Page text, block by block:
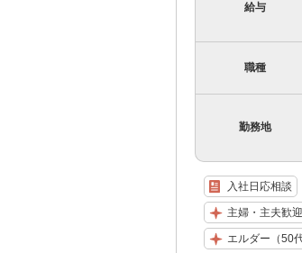
給与
職種
勤務地
入社日応相談
主婦・主夫歓迎
エルダー（50